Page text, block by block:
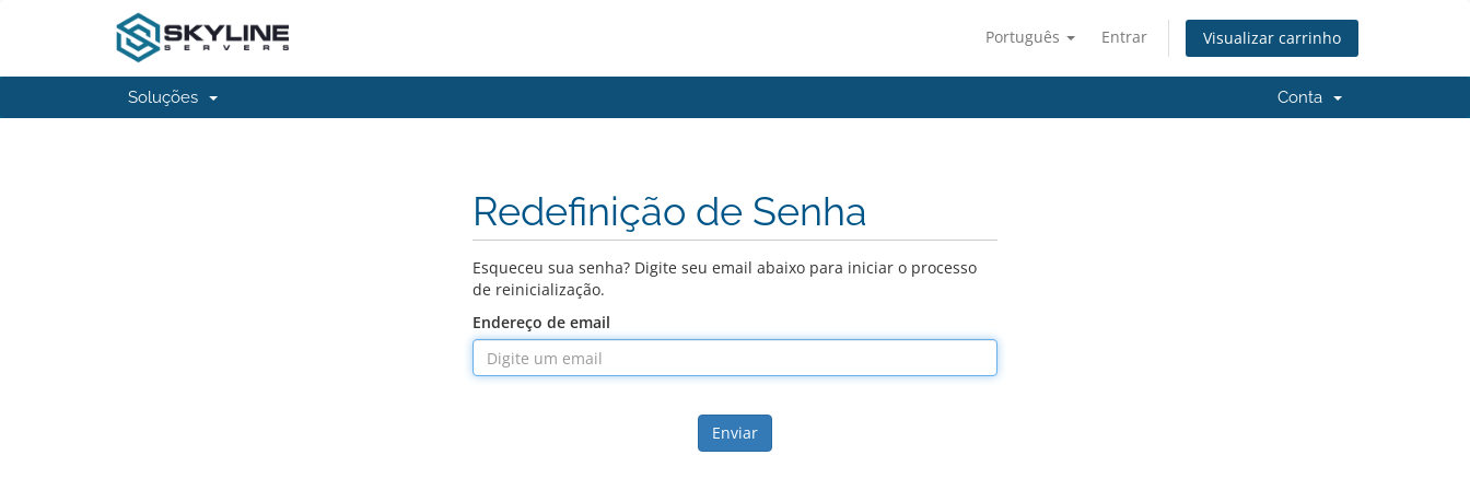
Português Entrar Visualizar carrinho
Soluções Conta
Redefinição de Senha
Esqueceu sua senha? Digite seu email abaixo para iniciar o processo
de reinicialização.
Endereço de email
Enviar